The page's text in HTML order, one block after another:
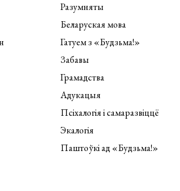
Разумняты
Беларуская мова
Гатуем з «Будзьма!»
Забавы
Грамадства
Адукацыя
Псіхалогія і самаразвіццё
Экалогія
Паштоўкі ад «Будзьма!»